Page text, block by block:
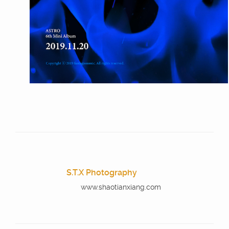
S.T.X Photography
www.shaotianxiang.com